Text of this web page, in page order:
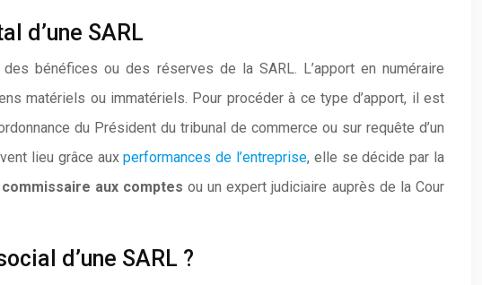
d’une SARL
des bénéfices ou des réserves de la SARL. L’apport en numéraire
matériels ou immatériels. Pour procéder à ce type d’apport, il est
du Président du tribunal de commerce ou sur requête d’un
lieu grâce auxperformances de l’entreprise, elle se décide par la
commissaire aux comptes ou un expert judiciaire auprès de la Cour
d’une SARL ?